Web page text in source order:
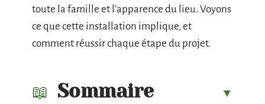
toute la famille et l’apparence du lieu. Voyons
ce que cette installation implique, et
comment réussir chaque étape du projet.
Sommaire